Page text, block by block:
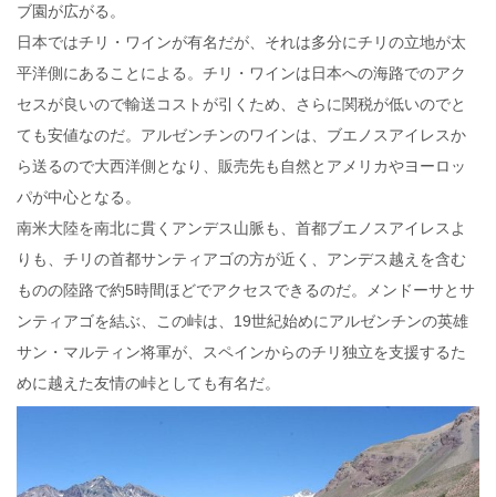
ブ園が広がる。
日本ではチリ・ワインが有名だが、それは多分にチリの立地が太
平洋側にあることによる。チリ・ワインは日本への海路でのアク
セスが良いので輸送コストが引くため、さらに関税が低いのでと
ても安値なのだ。アルゼンチンのワインは、ブエノスアイレスか
ら送るので大西洋側となり、販売先も自然とアメリカやヨーロッ
パが中心となる。
南米大陸を南北に貫くアンデス山脈も、首都ブエノスアイレスよ
りも、チリの首都サンティアゴの方が近く、アンデス越えを含む
ものの陸路で約5時間ほどでアクセスできるのだ。メンドーサとサ
ンティアゴを結ぶ、この峠は、19世紀始めにアルゼンチンの英雄
サン・マルティン将軍が、スペインからのチリ独立を支援するた
めに越えた友情の峠としても有名だ。